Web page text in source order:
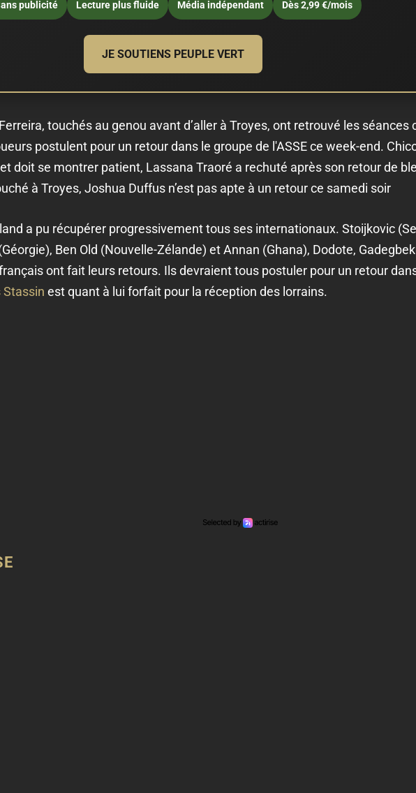
publicité Lecture plus fluide Média indépendant Dès 2,99 €/mois
JE SOUTIENS PEUPLE VERT
touchés au genou avant d’aller à Troyes, ont retrouvé les séances
postulent pour un retour dans le groupe de l'ASSE ce week-end.
doit se montrer patient, Lassana Traoré a rechuté après son retour de
à Troyes, Joshua Duffus n’est pas apte à un retour ce samedi soir
a pu récupérer progressivement tous ses internationaux. Stoijkovic
Ben Old (Nouvelle-Zélande) et Annan (Ghana), Dodote,
ont fait leurs retours. Ils devraient tous postuler pour un retour
Stassin est quant à lui forfait pour la réception des lorrains.